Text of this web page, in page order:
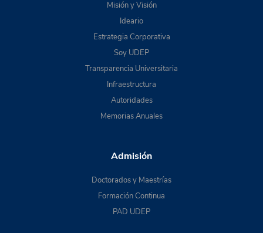
Misión y Visión
Ideario
Estrategia Corporativa
Soy UDEP
Transparencia Universitaria
Infraestructura
Autoridades
Memorias Anuales
Admisión
Doctorados y Maestrías
Formación Continua
PAD UDEP